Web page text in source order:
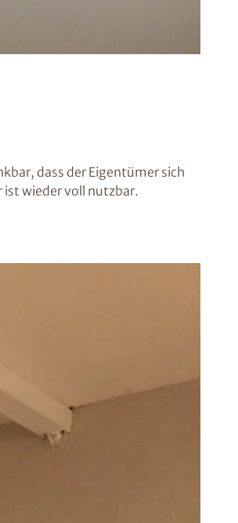
dass der Eigentümer sich
ist wieder voll nutzbar.